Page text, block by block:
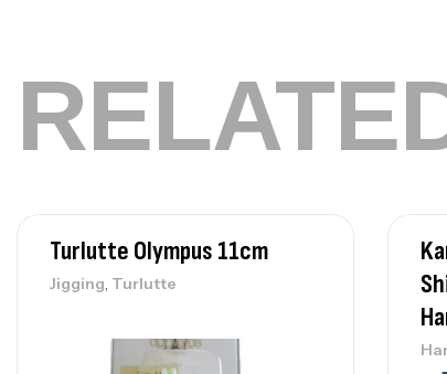
Turlutte Olympus 11cm
Jigging, Turlutte